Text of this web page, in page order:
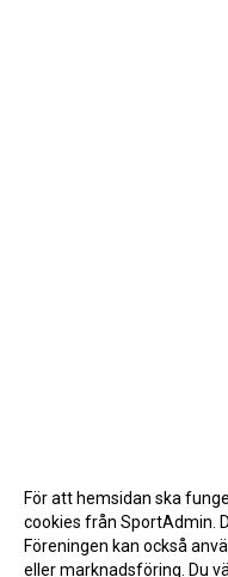
För att hemsidan ska
cookies från SportAdmin.
Föreningen kan också
eller marknadsföring. Du